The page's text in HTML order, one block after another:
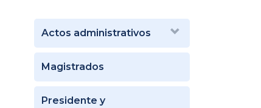
Actos administrativos
Magistrados
Presidente y